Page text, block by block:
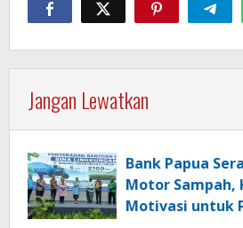
Jangan Lewatkan
Bank Papua
Motor Sampah,
Motivasi untuk